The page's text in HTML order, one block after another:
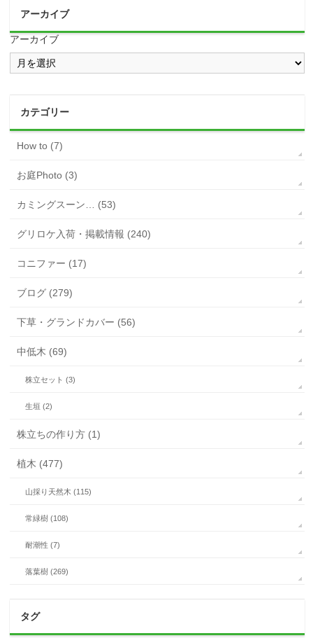
アーカイブ
アーカイブ
カテゴリー
How to (7)
お庭Photo (3)
カミングスーン… (53)
グリロケ入荷・掲載情報 (240)
コニファー (17)
ブログ (279)
下草・グランドカバー (56)
中低木 (69)
株立セット (3)
生垣 (2)
株立ちの作り方 (1)
植木 (477)
山採り天然木 (115)
常緑樹 (108)
耐潮性 (7)
落葉樹 (269)
タグ